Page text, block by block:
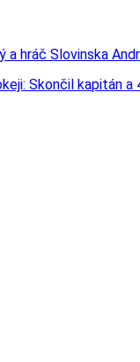
Skončil kapitán a